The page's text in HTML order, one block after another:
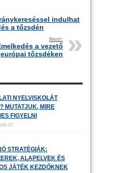
indulhat
a tőzsdén
Next:
a vezető
európai tőzsdéken
NYELVISKOLÁT
MUTATJUK, MIRE
FIGYELNI
07
STRATÉGIÁK:
ALAPELVEK ÉS
JÁTÉK KEZDŐKNEK